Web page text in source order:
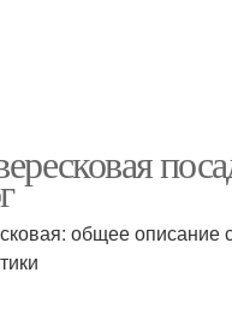
общее описание